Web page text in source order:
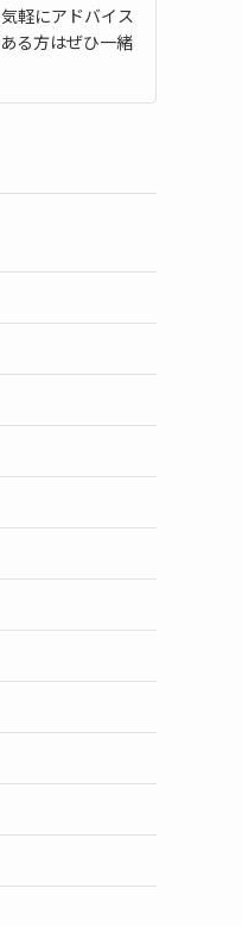
軽にアドバイス
る方はぜひ一緒